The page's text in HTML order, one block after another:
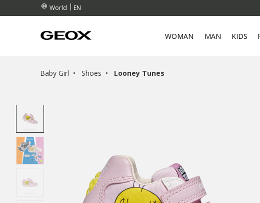
World EN
WOMAN MAN KIDS
Baby Girl Shoes Looney Tunes